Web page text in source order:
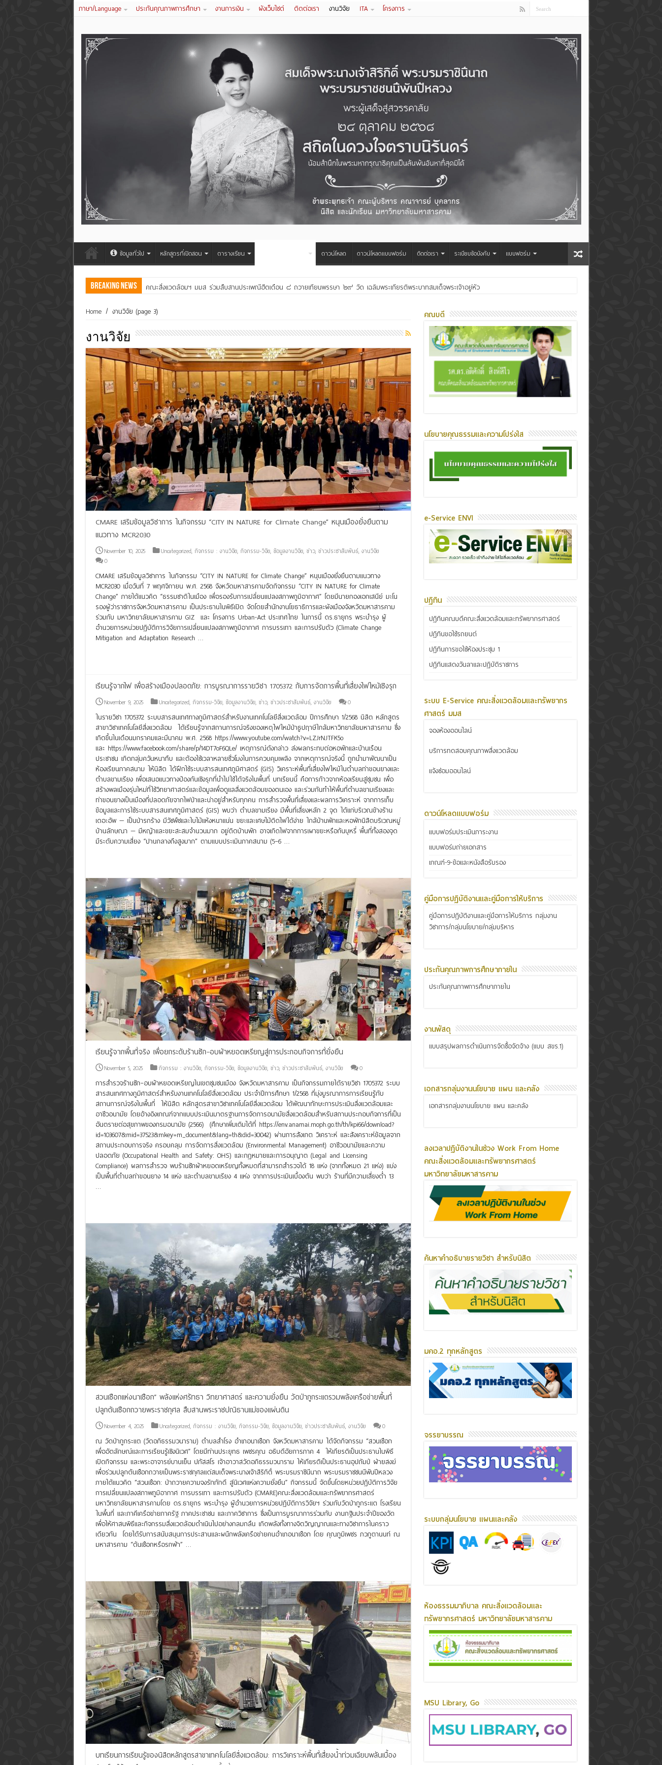
ภาษา/Language ประกันคุณภาพการศึกษา งานการเงิน ผังเว็บไซต์ ติดต่อเรา งานวิจัย ITA โครงการ
ข้อมูลทั่วไป หลักสูตรที่เปิดสอน ตารางเรียน ดาวน์โหลด ดาวน์โหลดแบบฟอร์ม ติดต่อเรา ระเบียบข้อบังคับ แบบฟอร์ม
Breaking News คณะสิ่งแวดล้อมฯ มมส ร่วมสืบสานประเพณีฮีตเดือน ๘ ถวายเทียนพรรษา ๒๙ วัด เฉลิมพระเกียรติพระบาทสมเด็จพระเจ้าอยู่หัว
Home / งานวิจัย (page 3)
งานวิจัย
CMARE เสริมข้อมูลวิชาการ ในกิจกรรม “CITY IN NATURE for Climate Change” หนุนเมืองยั่งยืนตาม
แนวทาง MCR2030
November 10, 2025 Uncategorized, กิจกรรม : งานวิจัย, กิจกรรม-วิจัย, ข้อมูลงานวิจัย, ข่าว, ข่าวประชาสัมพันธ์, งานวิจัย
0
CMARE เสริมข้อมูลวิชาการ ในกิจกรรม “CITY IN NATURE for Climate Change” หนุนเมืองยั่งยืนตามแนวทาง
MCR2030 เมื่อวันที่ 7 พฤศจิกายน พ.ศ. 2568 จังหวัดมหาสารคามจัดกิจกรรม “CITY IN NATURE for Climate
Change” ภายใต้แนวคิด “ธรรมชาติในเมือง เพื่อรองรับการเปลี่ยนแปลงสภาพภูมิอากาศ” โดยมีนายกองเอกเสนีย์ มะโน
รองผู้ว่าราชการจังหวัดมหาสารคาม เป็นประธานในพิธีเปิด จัดโดยสำนักงานโยธาธิการและผังเมืองจังหวัดมหาสารคาม
ร่วมกับ มหาวิทยาลัยมหาสารคาม GIZ และ โครงการ Urban-Act ประเทศไทย ในการนี้ ดร.ธายุกร พระบำรุง ผู้
อำนวยการหน่วยปฏิบัติการวิจัยการเปลี่ยนแปลงสภาพภูมิอากาศ การบรรเทา และการปรับตัว (Climate Change
Mitigation and Adaptation Research …
เรียนรู้จากไฟ เพื่อสร้างเมืองปลอดภัย: การบูรณาการรายวิชา 1705372 กับการจัดการพื้นที่เสี่ยงไฟไหม้เชิงรุก
November 9, 2025 Uncategorized, กิจกรรม-วิจัย, ข้อมูลงานวิจัย, ข่าว, ข่าวประชาสัมพันธ์, งานวิจัย 0
ในรายวิชา 1705372 ระบบสารสนเทศทางภูมิศาสตร์สำหรับงานเทคโนโลยีสิ่งแวดล้อม ปีการศึกษา 1/2568 นิสิต หลักสูตร
สาขาวิชาเทคโนโลยีสิ่งแวดล้อม ได้เรียนรู้จากสถานการณ์จริงของเหตุไฟไหม้ป่าธูปฤาษีใกล้มหาวิทยาลัยมหาสารคาม ซึ่ง
เกิดขึ้นในเดือนมกราคมและมีนาคม พ.ศ. 2568 https://www.youtube.com/watch?v=LZJrNJTFK5o
และ https://www.facebook.com/share/p/14DT7oF6QLe/ เหตุการณ์ดังกล่าว ส่งผลกระทบต่อหอพักและบ้านเรือน
ประชาชน เกิดกลุ่มควันหนาทึบ และต้องใช้เวลาหลายชั่วโมงในการควบคุมเพลิง จากเหตุการณ์จริงนี้ ถูกนำมาพัฒนาเป็น
ห้องเรียนภาคสนาม ให้นิสิต ได้ฝึกใช้ระบบสารสนเทศภูมิศาสตร์ (GIS) วิเคราะห์พื้นที่เสี่ยงไฟไหม้ในตำบลท่าขอนยางและ
ตำบลขามเรียง เพื่อเสนอแนวทางป้องกันเชิงรุกที่นำไปใช้ได้จริงในพื้นที่ บทเรียนนี้ คือการก้าวจากห้องเรียนสู่ชุมชน เพื่อ
สร้างพลเมืองรุ่นใหม่ที่ใช้วิทยาศาสตร์และข้อมูลเพื่อดูแลสิ่งแวดล้อมของตนเอง และร่วมกันทำให้พื้นที่ตำบลขามเรียงและ
ท่าขอนยางเป็นเมืองที่ปลอดภัยจากไฟป่าและน่าอยู่สำหรับทุกคน การสำรวจพื้นที่เสี่ยงและผลการวิเคราะห์ จากการเก็บ
ข้อมูลและการใช้ระบบสารสนเทศภูมิศาสตร์ (GIS) พบว่า ตำบลขามเรียง มีพื้นที่เสี่ยงหลัก 2 จุด ได้แก่บริเวณข้างร้าน
เดอะอัพ — เป็นป่ารกร้าง มีวัชพืชและใบไม้แห้งหนาแน่น ขยะและเศษไม้ติดไฟได้ง่าย ใกล้บ้านพักและหอพักนิสิตบริเวณหมู่
บ้านลักษณา — มีหญ้าและขยะสะสมจำนวนมาก อยู่ติดบ้านพัก อาจเกิดไฟจากการเผาขยะหรือก้นบุหรี่ พื้นที่ทั้งสองจุด
มีระดับความเสี่ยง “ปานกลางถึงสูงมาก” ตามแบบประเมินภาคสนาม (5–6 …
เรียนรู้จากพื้นที่จริง เพื่อยกระดับร้านซัก–อบผ้าหยอดเหรียญสู่การประกอบกิจการที่ยั่งยืน
November 5, 2025 กิจกรรม : งานวิจัย, กิจกรรม-วิจัย, ข้อมูลงานวิจัย, ข่าว, ข่าวประชาสัมพันธ์, งานวิจัย 0
การสำรวจร้านซัก–อบผ้าหยอดเหรียญในเขตชุมชนเมือง จังหวัดมหาสารคาม เป็นกิจกรรมภายใต้รายวิชา 1705372 ระบบ
สารสนเทศทางภูมิศาสตร์สำหรับงานเทคโนโลยีสิ่งแวดล้อม ประจำปีการศึกษา 1/2568 ที่มุ่งบูรณาการการเรียนรู้กับ
สถานการณ์จริงในพื้นที่ ให้นิสิต หลักสูตรสาขาวิชาเทคโนโลยีสิ่งแวดล้อม ได้พัฒนาทักษะการประเมินสิ่งแวดล้อมและ
อาชีวอนามัย โดยอ้างอิงเกณฑ์จากแบบประเมินมาตรฐานการจัดการอนามัยสิ่งแวดล้อมสำหรับสถานประกอบกิจการที่เป็น
อันตรายต่อสุขภาพของกรมอนามัย (2566) (ศึกษาเพิ่มเติมได้ที่ https://env.anamai.moph.go.th/th/kpi66/download?
id=103607&mid=37523&mkey=m_document&lang=th&did=30042) ผ่านการสังเกต วิเคราะห์ และสังเคราะห์ข้อมูลจาก
สถานประกอบการจริง ครอบคลุม การจัดการสิ่งแวดล้อม (Environmental Management) อาชีวอนามัยและความ
ปลอดภัย (Occupational Health and Safety: OHS) และกฎหมายและการอนุญาต (Legal and Licensing
Compliance) ผลการสำรวจ พบร้านซักผ้าหยอดเหรียญทั้งหมดที่สามารถสำรวจได้ 18 แห่ง (จากทั้งหมด 21 แห่ง) แบ่ง
เป็นพื้นที่ตำบลท่าขอนยาง 14 แห่ง และตำบลขามเรียง 4 แห่ง จากการประเมินเบื้องต้น พบว่า ร้านที่มีความเสี่ยงต่ำ 13
…
สวนเชือกแห่งนาเชือก” พลังแห่งศรัทธา วิทยาศาสตร์ และความยั่งยืน วัดป่าภูกระแตรวมพลังเครือข่ายพื้นที่
ปลูกต้นเชือกถวายพระราชกุศล สืบสานพระราชปณิธานแม่ของแผ่นดิน
November 4, 2025 Uncategorized, กิจกรรม : งานวิจัย, กิจกรรม-วิจัย, ข้อมูลงานวิจัย, ข่าวประชาสัมพันธ์, งานวิจัย 0
ณ วัดป่าภูกระแต (วัดอภิธรรมวนาราม) ตำบลสำโรง อำเภอนาเชือก จังหวัดมหาสารคาม ได้จัดกิจกรรม “สวนเชือก
เพื่ออัตลักษณ์และการเรียนรู้เชิงนิเวศ” โดยมีท่านประยุทธ เพชรคุณ อธิบดีอัยการภาค 4 ให้เกียรติเป็นประธานในพิธี
เปิดกิจกรรม และพระอาจารย์บานเย็น ปภัสสโร เจ้าอาวาสวัดอภิธรรมวนาราม ให้เกียรติเป็นประธานอุปถัมป์ ฝ่ายสงฆ์
เพื่อร่วมปลูกต้นเชือกถวายเป็นพระราชกุศลแด่สมเด็จพระนางเจ้าสิริกิติ์ พระบรมราชินีนาถ พระบรมราชชนนีพันปีหลวง
ภายใต้แนวคิด “สวนเชือก: ป่าถวายความจงรักภักดี สู่นิเวศแห่งความยั่งยืน” กิจกรรมนี้ จัดขึ้นโดยหน่วยปฏิบัติการวิจัย
การเปลี่ยนแปลงสภาพภูมิอากาศ การบรรเทา และการปรับตัว (CMARE)คณะสิ่งแวดล้อมและทรัพยากรศาสตร์
มหาวิทยาลัยมหาสารคามโดย ดร.ธายุกร พระบำรุง ผู้อำนวยการหน่วยปฏิบัติการวิจัยฯ ร่วมกับวัดป่าภูกระแต โรงเรียน
ในพื้นที่ และภาคีเครือข่ายภาครัฐ ภาคประชาชน และภาควิชาการ ซึ่งเป็นการบูรณาการร่วมกับ งานกฐินประจำปีของวัด
เพื่อให้ศาสนพิธีและกิจกรรมสิ่งแวดล้อมดำเนินไปอย่างกลมกลืน เกิดพลังทั้งทางจิตวิญญาณและทางวิชาการในคราว
เดียวกัน โดยได้รับการสนับสนุนการประสานและผนึกพลังเครือข่ายคนอำเภอนาเชือก โดย คุณภูมิเพชร ภวภูตานนท์ ณ
มหาสารคาม “ต้นเชือกหรือรกฟ้า” …
บทเรียนการเรียนรู้ของนิสิตหลักสูตรสาขาเทคโนโลยีสิ่งแวดล้อม: การวิเคราะห์พื้นที่เสี่ยงน้ำท่วมเฉียบพลันเบื้อง
คณบดี
นโยบายคุณธรรมและความโปร่งใส
e-Service ENVI
ปฏิทิน
ปฏิทินคณบดีคณะสิ่งแวดล้อมและทรัพยากรศาสตร์
ปฏิทินขอใช้รถยนต์
ปฏิทินการขอใช้ห้องประชุม 1
ปฏิทินแสดงวันลาและปฏิบัติราชการ
ระบบ E-Service คณะสิ่งแวดล้อมและทรัพยากร
ศาสตร์ มมส
จองห้องออนไลน์
บริการทดสอบคุณภาพสิ่งแวดล้อม
แจ้งซ่อมออนไลน์
ดาวน์โหลดแบบฟอร์ม
แบบฟอร์มประเมินภาระงาน
แบบฟอร์มถ่ายเอกสาร
เกณฑ์-9-ข้อและหนังสือรับรอง
คู่มือการปฏิบัติงานและคู่มือการให้บริการ
คู่มือการปฏิบัติงานและคู่มือการให้บริการ กลุ่มงาน
วิชาการ/กลุ่มนโยบาย/กลุ่มบริหาร
ประกันคุณภาพการศึกษาภายใน
ประกันคุณภาพการศึกษาภายใน
งานพัสดุ
แบบสรุปผลการดำเนินการจัดซื้อจัดจ้าง (แบบ สขร.1)
เอกสารกลุ่มงานนโยบาย แผน และคลัง
เอกสารกลุ่มงานนโยบาย แผน และคลัง
ลงเวลาปฏิบัติงานในช่วง Work From Home
คณะสิ่งแวดล้อมและทรัพยากรศาสตร์
มหาวิทยาลัยมหาสารคาม
ค้นหาคำอธิบายรายวิชา สำหรับนิสิต
มคอ.2 ทุกหลักสูตร
จรรยาบรรณ
ระบบกลุ่มนโยบาย แผนและคลัง
ห้องธรรมมาภิบาล คณะสิ่งแวดล้อมและ
ทรัพยากรศาสตร์ มหาวิทยาลัยมหาสารคาม
MSU Library, Go